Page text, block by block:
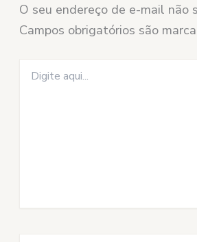
O seu endereço de e-mail não
Campos obrigatórios são
aqui...